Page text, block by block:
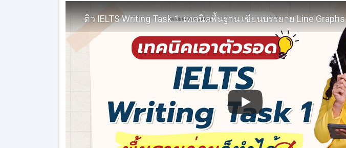
ติว IELTS Writing Task 1: เทคนิคพื้นฐาน เขียนบรรยาย Line Graphs